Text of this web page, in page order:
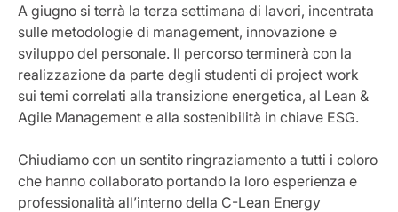
A giugno si terrà la terza settimana di lavori, incentrata
sulle metodologie di management, innovazione e
sviluppo del personale. Il percorso terminerà con la
realizzazione da parte degli studenti di project work
sui temi correlati alla transizione energetica, al Lean &
Agile Management e alla sostenibilità in chiave ESG.
Chiudiamo con un sentito ringraziamento a tutti i coloro
che hanno collaborato portando la loro esperienza e
professionalità all’interno della C-Lean Energy